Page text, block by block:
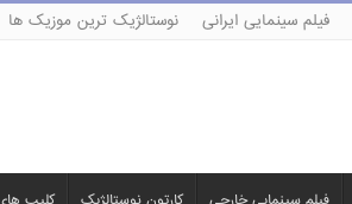
فیلم سینمایی ایرانی نوستالژیک ترین موزیک ها